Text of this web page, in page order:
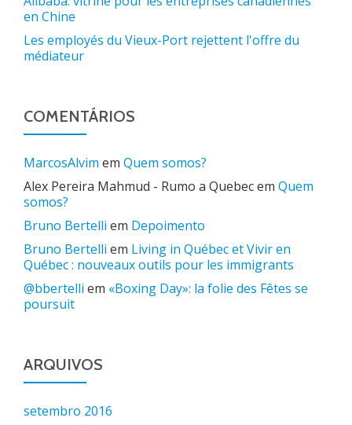
en Chine
Les employés du Vieux-Port rejettent l'offre du
médiateur
COMENTÁRIOS
MarcosAlvim em Quem somos?
Alex Pereira Mahmud - Rumo a Quebecem Quem
somos?
Bruno Bertelli em Depoimento
Bruno Bertelli em Living in Québec et Vivir en
Québec : nouveaux outils pour les immigrants
@bbertelli em «Boxing Day»: la folie des Fêtes se
poursuit
ARQUIVOS
setembro 2016